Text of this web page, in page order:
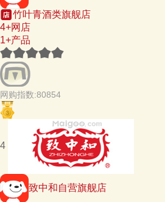
竹叶青酒类旗舰店
4+网店
1+产品
网购指数:80854
4
致中和自营旗舰店